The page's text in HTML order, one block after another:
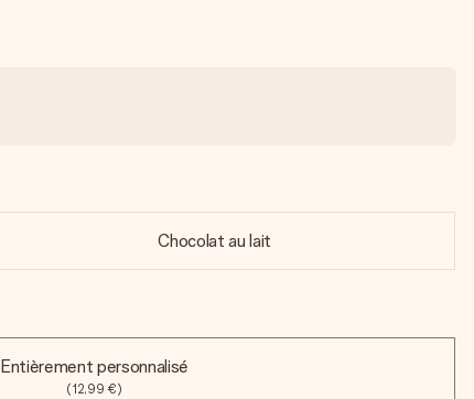
Chocolat au lait
Entièrement personnalisé
(12,99 €)